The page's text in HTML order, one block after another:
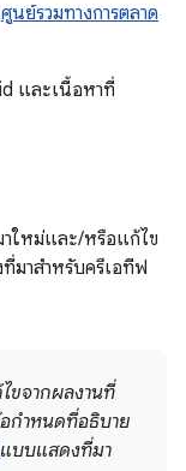
ศูนย์รวมทางการตลาด
และเนื้อหาที่
ใหม่และ/หรือแก้ไข
มาสำหรับครีเอทีฟ
ขจากผลงานที่
กำหนดที่อธิบาย
แบบแสดงที่มา